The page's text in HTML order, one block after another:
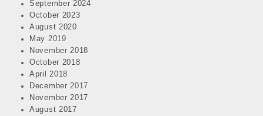
September 2024
October 2023
August 2020
May 2019
November 2018
October 2018
April 2018
December 2017
November 2017
August 2017